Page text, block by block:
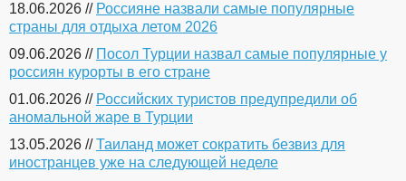
18.06.2026 // Россияне назвали самые популярные
страны для отдыха летом 2026
09.06.2026 // Посол Турции назвал самые популярные у
россиян курорты в его стране
01.06.2026 // Российских туристов предупредили об
аномальной жаре в Турции
13.05.2026 //Таиланд может сократить безвиз для
иностранцев уже на следующей неделе